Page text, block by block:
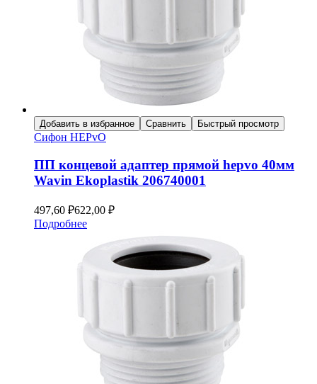
Добавить в избранное Сравнить Быстрый просмотр
Сифон HEPvO
ПП концевой адаптер прямой hepvo 40мм
Wavin Ekoplastik 206740001
497,60 ₽622,00 ₽
Подробнее